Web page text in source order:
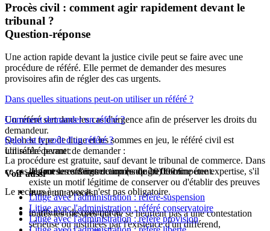
Procès civil : comment agir rapidement devant le
tribunal ?
Question-réponse
Une action rapide devant la justice civile peut se faire avec une
procédure de référé. Elle permet de demander des mesures
provisoires afin de régler des cas urgents.
Dans quelles situations peut-on utiliser un référé ?
Un référé sert dans les cas d'urgence afin de préserver les droits du
demandeur.
Un référé permet de demander :
des mesures d'instruction (enquête) comme une expertise, s'il
existe un motif légitime de conserver ou d'établir des preuves
avant tout procès,
toutes les mesures qui ne se heurtent pas à une contestation
sérieuse ou justifiées par l'existence d'un différend,
Comment demander un référé ?
Selon le type de litige et les sommes en jeu, le référé civil est
utilisable devant :
le pour les affaires de moins de10 000 €
le
le tribunal de commerce,
Quel est le coût d'un référé ?
La procédure est gratuite, sauf devant le tribunal de commerce. Dans
ce cas, il faut se renseigner auprès du greffe compétent.
Le recours à un avocat n'est pas obligatoire.
Voir aussi
Litige avec l'administration : référé-suspension
Litige avec l'administration : référé conservatoire
Litige avec l'administration : référé provision